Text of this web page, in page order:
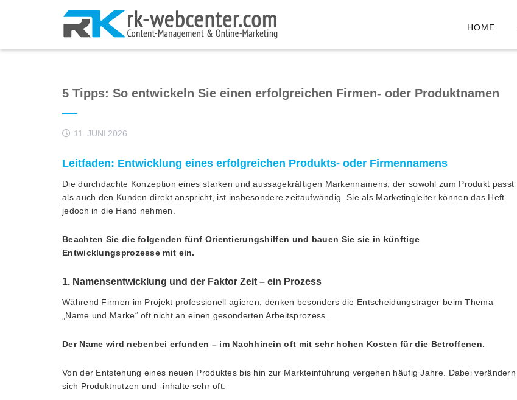
HOME
5 Tipps: So entwickeln Sie einen erfolgreichen Firmen- oder Produktnamen
11. JUNI 2026
Leitfaden: Entwicklung eines erfolgreichen Produkts- oder Firmennamens
Die durchdachte Konzeption eines starken und aussagekräftigen Markennamens, der sowohl zum Produkt passt
als auch den Kunden direkt anspricht, ist insbesondere zeitaufwändig. Sie als Marketingleiter können das Heft
jedoch in die Hand nehmen.
Beachten Sie die folgenden fünf Orientierungshilfen und bauen Sie sie in künftige
Entwicklungsprozesse mit ein.
1. Namensentwicklung und der Faktor Zeit – ein Prozess
Während Firmen im Projekt professionell agieren, denken besonders die Entscheidungsträger beim Thema
„Name und Marke“ oft nicht an einen gesonderten Arbeitsprozess.
Der Name wird nebenbei erfunden – im Nachhinein oft mit sehr hohen Kosten für die Betroffenen.
Von der Entstehung eines neuen Produktes bis hin zur Markteinführung vergehen häufig Jahre. Dabei verändern
sich Produktnutzen und -inhalte sehr oft.